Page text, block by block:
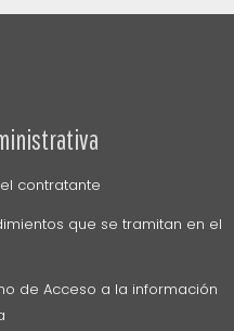
contratante
que se tramitan en el
de Acceso a la información